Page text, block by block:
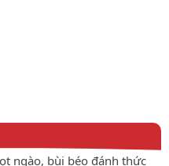
ngào, bùi béo đánh thức